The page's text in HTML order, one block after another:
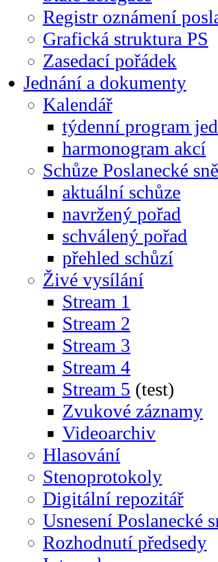
Registr oznámení
Grafická struktura PS
Zasedací pořádek
Jednání a dokumenty
Kalendář
týdenní program
harmonogram akcí
Schůze Poslanecké
aktuální schůze
navržený pořad
schválený pořad
přehled schůzí
Živé vysílání
Stream 1
Stream 2
Stream 3
Stream 4
Stream 5 (test)
Zvukové záznamy
Videoarchiv
Hlasování
Stenoprotokoly
Digitální repozitář
Usnesení Poslanecké
Rozhodnutí předsedy